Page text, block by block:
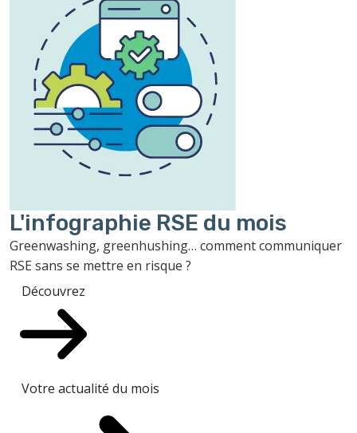
L'infographie RSE du mois
Greenwashing, greenhushing… comment communiquer
RSE sans se mettre en risque ?
Découvrez
Votre actualité du mois